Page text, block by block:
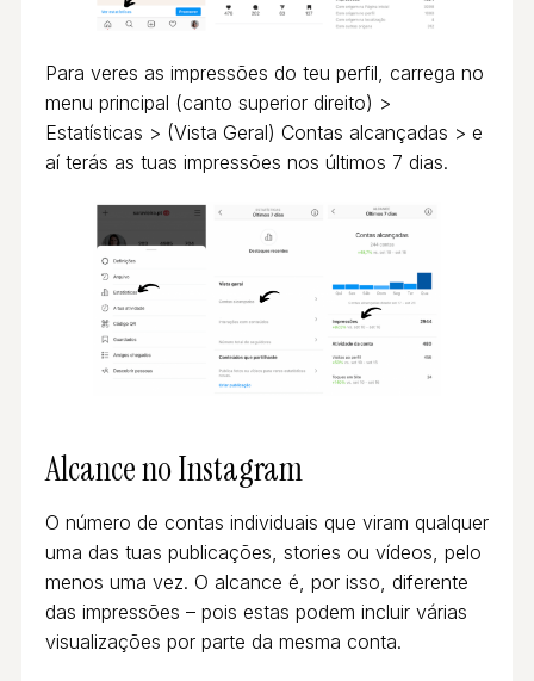
Para veres as impressões do teu perfil, carrega no
menu principal (canto superior direito) >
Estatísticas > (Vista Geral) Contas alcançadas > e
aí terás as tuas impressões nos últimos 7 dias.
Alcanceno Instagram
O número de contas individuais que viram qualquer
uma das tuas publicações, stories ou vídeos, pelo
menos uma vez. O alcance é, por isso, diferente
das impressões – pois estas podem incluir várias
visualizações por parte da mesma conta.